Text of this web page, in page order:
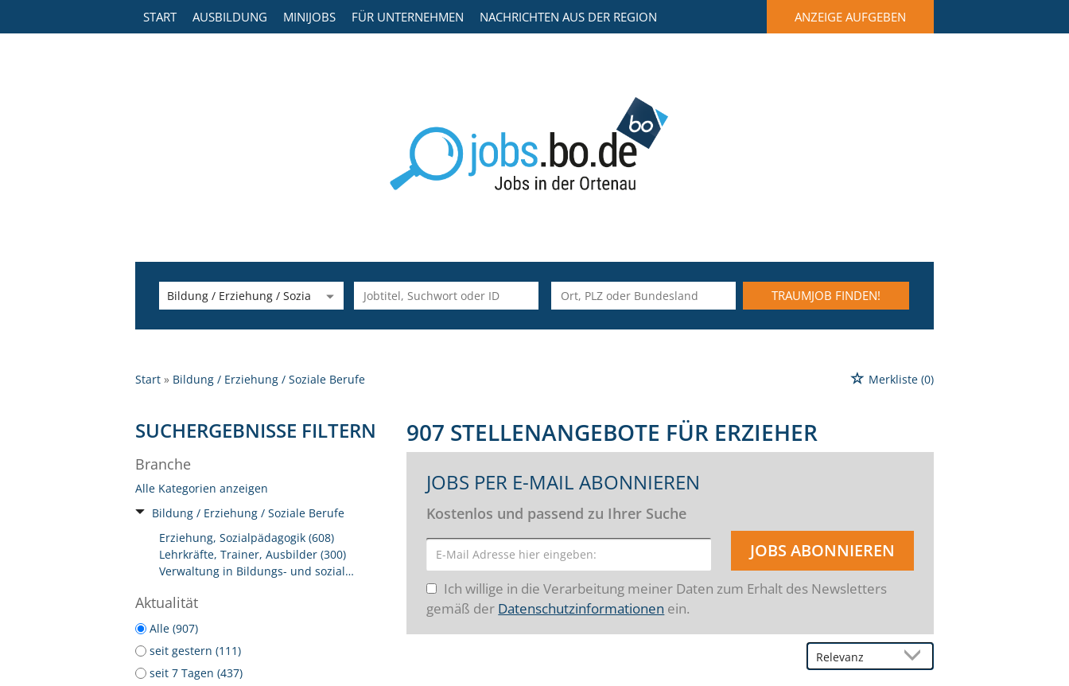
START AUSBILDUNG MINIJOBS FÜR UNTERNEHMEN NACHRICHTEN AUS DER REGION ANZEIGE AUFGEBEN
TRAUMJOB FINDEN!
Start Bildung / Erziehung / Soziale Berufe Merkliste (0)
SUCHERGEBNISSE FILTERN
Branche
Alle Kategorien anzeigen
Bildung / Erziehung / Soziale Berufe
Erziehung, Sozialpädagogik (608)
Lehrkräfte, Trainer, Ausbilder (300)
Verwaltung in Bildungs- und sozialen Einrichtungen (97)
Aktualität
Alle (907)
seit gestern (111)
seit 7 Tagen (437)
907 STELLENANGEBOTE FÜR ERZIEHER
JOBS PER E-MAIL ABONNIEREN
Kostenlos und passend zu Ihrer Suche
JOBS ABONNIEREN
Ich willige in die Verarbeitung meiner Daten zum Erhalt des Newsletters
gemäß der Datenschutzinformationen ein.